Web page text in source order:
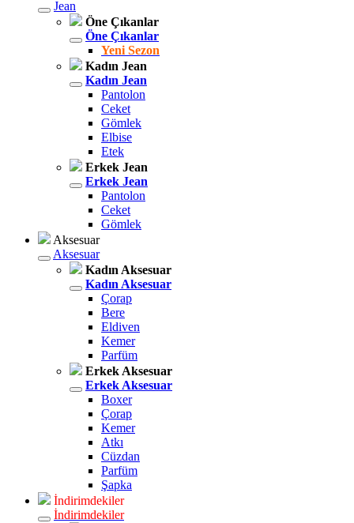
Jean
Öne Çıkanlar
Öne Çıkanlar
Yeni Sezon
Kadın Jean
Kadın Jean
Pantolon
Ceket
Gömlek
Elbise
Etek
Erkek Jean
Erkek Jean
Pantolon
Ceket
Gömlek
Aksesuar
Aksesuar
Kadın Aksesuar
Kadın Aksesuar
Çorap
Bere
Eldiven
Kemer
Parfüm
Erkek Aksesuar
Erkek Aksesuar
Boxer
Çorap
Kemer
Atkı
Cüzdan
Parfüm
Şapka
İndirimdekiler
İndirimdekiler